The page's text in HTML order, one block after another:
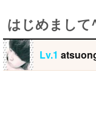
はじめまし
Lv.1